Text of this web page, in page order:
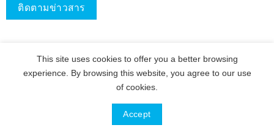
สงวนลิขสิทธิ์ © 2026 WELLTECH GROUP CO.,LTD.
Designlnw
This site uses cookies to offer you a better browsing
experience. By browsing this website, you agree to our use
of cookies.
Accept